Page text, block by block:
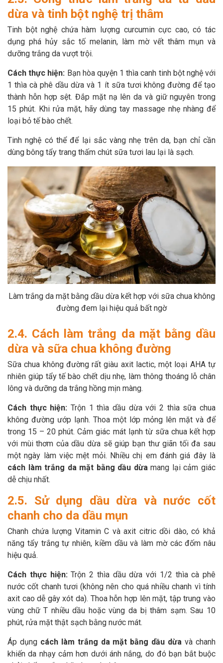
dừa và tinh bột nghệ trị thâm
Tinh bột nghệ chứa hàm lượng curcumin cực cao, có tác
dụng phá hủy sắc tố melanin, làm mờ vết thâm mụn và
dưỡng trắng da vượt trội.
Cách thực hiện: Bạn hòa quyện 1 thìa canh tinh bột nghệ với
1 thìa cà phê dầu dừa và 1 ít sữa tươi không đường để tạo
thành hỗn hợp sệt. Đắp mặt nạ lên da và giữ nguyên trong
15 phút. Khi rửa mặt, hãy dùng tay massage nhẹ nhàng để
loại bỏ tế bào chết.
Tinh nghệ có thể để lại sắc vàng nhẹ trên da, bạn chỉ cần
dùng bông tẩy trang thấm chút sữa tươi lau lại là sạch.
Làm trắng da mặt bằng dầu dừa kết hợp với sữa chua không
đường đem lại hiệu quả bất ngờ
2.4. Cách làm trắng da mặt bằng dầu
dừa và sữa chua không đường
Sữa chua không đường rất giàu axit lactic, một loại AHA tự
nhiên giúp tẩy tế bào chết dịu nhẹ, làm thông thoáng lỗ chân
lông và dưỡng da trắng hồng mịn màng.
Cách thực hiện: Trộn 1 thìa dầu dừa với 2 thìa sữa chua
không đường ướp lạnh. Thoa một lớp mỏng lên mặt và để
trong 15 – 20 phút. Cảm giác mát lạnh từ sữa chua kết hợp
với mùi thơm của dầu dừa sẽ giúp bạn thư giãn tối đa sau
một ngày làm việc mệt mỏi. Nhiều chị em đánh giá đây là
cách làm trắng da mặt bằng dầu dừa mang lại cảm giác
dễ chịu nhất.
2.5. Sử dụng dầu dừa và nước cốt
chanh cho da dầu mụn
Chanh chứa lượng Vitamin C và axit citric dồi dào, có khả
năng tẩy trắng tự nhiên, kiềm dầu và làm mờ các đốm nâu
hiệu quả.
Cách thực hiện: Trộn 2 thìa dầu dừa với 1/2 thìa cà phê
nước cốt chanh tươi (không nên cho quá nhiều chanh vì tính
axit cao dễ gây xót da). Thoa hỗn hợp lên mặt, tập trung vào
vùng chữ T nhiều dầu hoặc vùng da bị thâm sạm. Sau 10
phút, rửa mặt thật sạch bằng nước mát.
Áp dụng cách làm trắng da mặt bằng dầu dừa và chanh
khiến da nhạy cảm hơn dưới ánh nắng, do đó bạn bắt buộc